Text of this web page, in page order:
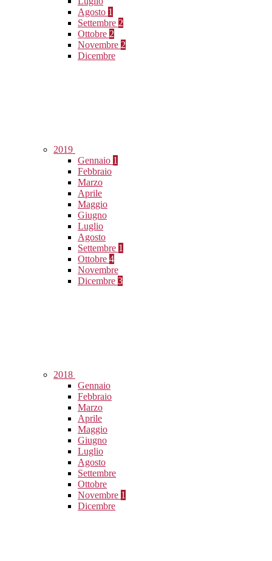
Agosto 1
Settembre 2
Ottobre 2
Novembre 2
Dicembre
2019
Gennaio 1
Febbraio
Marzo
Aprile
Maggio
Giugno
Luglio
Agosto
Settembre 1
Ottobre 4
Novembre
Dicembre 3
2018
Gennaio
Febbraio
Marzo
Aprile
Maggio
Giugno
Luglio
Agosto
Settembre
Ottobre
Novembre 1
Dicembre